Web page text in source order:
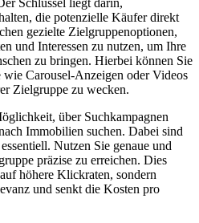
Schlüssel liegt darin,
die potenzielle Käufer direkt
gezielte Zielgruppenoptionen,
und Interessen zu nutzen, um Ihre
zu bringen. Hierbei können Sie
wie Carousel-Anzeigen oder Videos
Zielgruppe zu wecken.
über Suchkampagnen
Immobilien suchen. Dabei sind
essentiell. Nutzen Sie genaue und
präzise zu erreichen. Dies
höhere Klickraten, sondern
und senkt die Kosten pro